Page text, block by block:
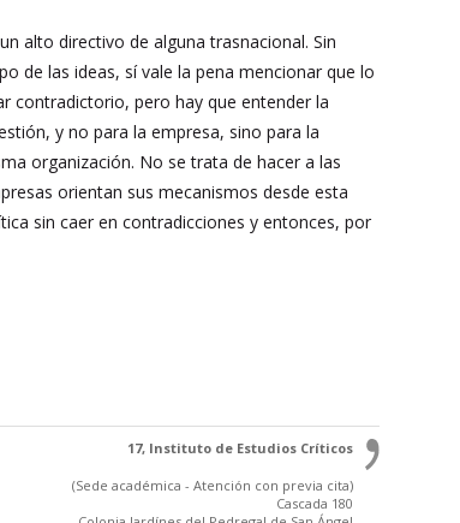
alto directivo de alguna trasnacional. Sin
de las ideas, sí vale la pena mencionar que lo
contradictorio, pero hay que entender la
y no para la empresa, sino para la
organización. No se trata de hacer a las
orientan sus mecanismos desde esta
sin caer en contradicciones y entonces, por
17, Instituto de Estudios Críticos
(Sede académica - Atención con previa cita)
Cascada 180